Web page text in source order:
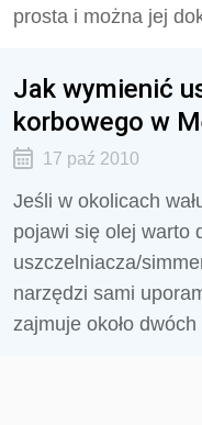
prosta i można jej
Jak wymienić
korbowego w
17 paź 2010
Jeśli w okolicach
pojawi się olej warto
uszczelniacza/
narzędzi sami
zajmuje około